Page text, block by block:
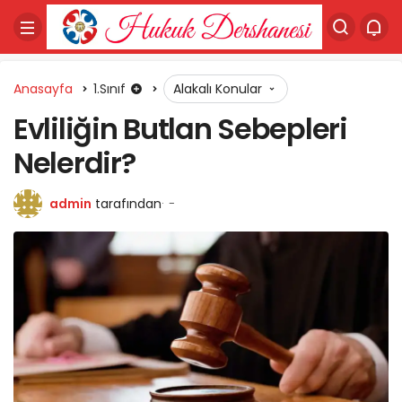
Anasayfa 1.Sınıf Alakalı Konular
Evliliğin Butlan Sebepleri
Nelerdir?
admin tarafından -